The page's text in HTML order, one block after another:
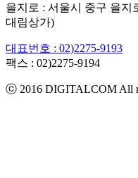
을지로 : 서울시 중구 을지
대림상가)
대표번호 : 02)2275-9193
팩스 : 02)2275-9194​
ⓒ 2016 DIGITALCOM All